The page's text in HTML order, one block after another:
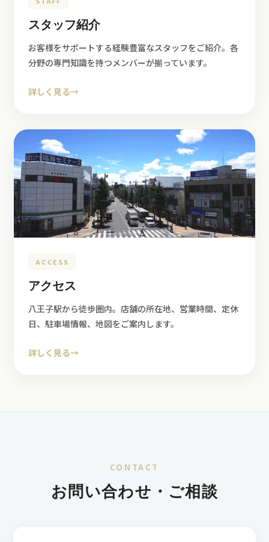
スタッフ紹介
お客様をサポートする経験豊富なスタッフをご紹介。各
分野の専門知識を持つメンバーが揃っています。
詳しく見る→
ACCESS
アクセス
八王子駅から徒歩圏内。店舗の所在地、営業時間、定休
日、駐車場情報、地図をご案内します。
詳しく見る→
CONTACT
お問い合わせ・ご相談